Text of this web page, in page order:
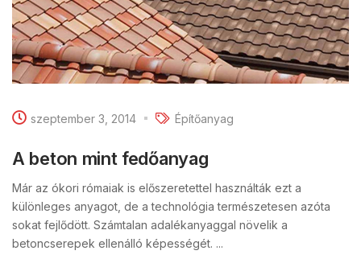
szeptember 3, 2014 Építőanyag
A beton mint fedőanyag
Már az ókori rómaiak is előszeretettel használták ezt a
különleges anyagot, de a technológia természetesen azóta
sokat fejlődött. Számtalan adalékanyaggal növelik a
betoncserepek ellenálló képességét. ...